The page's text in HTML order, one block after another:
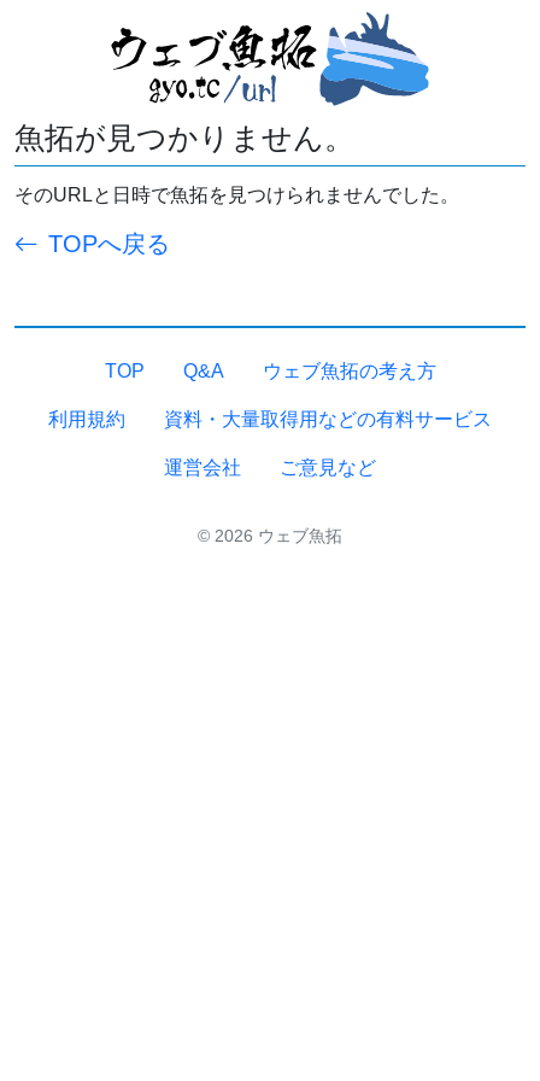
魚拓が見つかりません。
そのURLと日時で魚拓を見つけられませんでした。
TOPへ戻る
TOP Q&A ウェブ魚拓の考え方
利用規約 資料・大量取得用などの有料サービス
運営会社 ご意見など
© 2026 ウェブ魚拓